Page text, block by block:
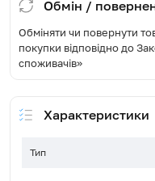
Обмін /
Обміняти чи повернути
покупки відповідно до
споживачів»
Характеристики
Тип